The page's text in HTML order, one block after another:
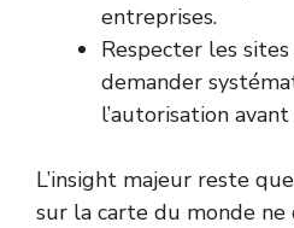
entreprises.
Respecter les
demander
l’autorisation
L’insight majeur reste
sur la carte du monde ne